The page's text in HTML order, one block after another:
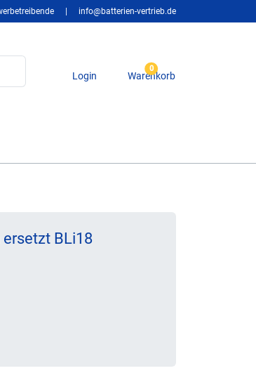
info@batterien-vertrieb.de
Login
0
Warenkorb
BLi18